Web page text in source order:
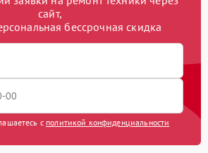
сайт,
бессрочная скидка
с политикой конфиденциальности